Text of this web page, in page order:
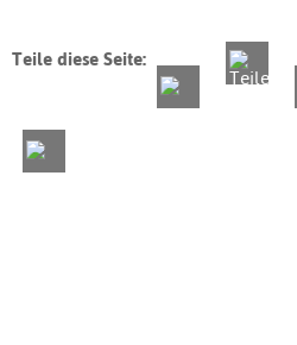
Teile diese Seite: